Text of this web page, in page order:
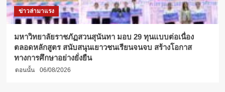
สวนลุมพินี
น้อม
รำลึก
ใน
พระ
มหากรุณาธิคุณ
และ
แสดง
ข่าวล่ามาแรง
มหาวิทยาลัยราชภัฏสวนสุนันทา มอบ 29 ทุนแบบต่อเนื่อง
ตลอดหลักสูตร สนับสนุนเยาวชนเรียนจนจบ สร้างโอกาส
ทางการศึกษาอย่างยั่งยืน
ตอนนั้น 06/08/2026